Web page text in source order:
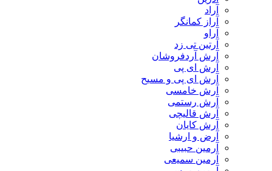
آراد
آراز کمانگر
آراو
آرتین تی زد
آرش آردفروشان
آرش ای پی
آرش ای پی و مسیح
آرش خامسی
آرش رستمی
آرش قالیچی
آرش کایان
​آرض و ارشیا
آرمین حبیبی
آرمین سمیعی